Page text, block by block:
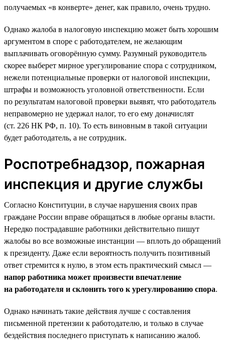
получаемых «в конверте» денег, как правило, очень трудно.
Однако жалоба в налоговую инспекцию может быть хорошим
аргументом в споре с работодателем, не желающим
выплачивать оговорённую сумму. Разумный руководитель
скорее выберет мирное урегулирование спора с сотрудником,
нежели потенциальные проверки от налоговой инспекции,
штрафы и возможность уголовной ответственности. Если
по результатам налоговой проверки выявят, что работодатель
неправомерно не удержал налог, то его ему доначислят
(ст. 226 НК РФ, п. 10). То есть виновным в такой ситуации
будет работодатель, а не сотрудник.
Роспотребнадзор, пожарная
инспекция и другие службы
Согласно Конституции, в случае нарушения своих прав
граждане России вправе обращаться в любые органы власти.
Нередко пострадавшие работники действительно пишут
жалобы во все возможные инстанции — вплоть до обращений
к президенту. Даже если вероятность получить позитивный
ответ стремится к нулю, в этом есть практический смысл —
напор работника может произвести впечатление
на работодателя и склонить того к урегулированию спора.
Однако начинать такие действия лучше с составления
письменной претензии к работодателю, и только в случае
бездействия последнего приступать к написанию жалоб.